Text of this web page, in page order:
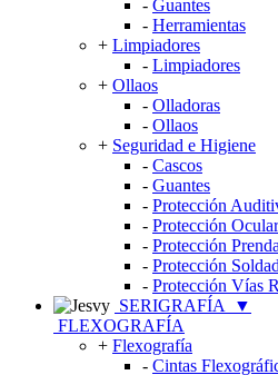
- Guantes
- Herramientas
+ Limpiadores
- Limpiadores
+ Ollaos
- Olladoras
- Ollaos
+ Seguridad e Higiene
- Cascos
- Guantes
- Protección
- Protección Ocular
- Protección
- Protección
- Protección Vías
SERIGRAFÍA
▼
FLEXOGRAFÍA
+ Flexografía
- Cintas